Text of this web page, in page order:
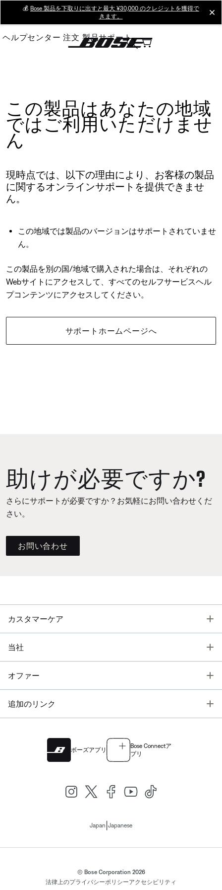
Main
💰 Bose 製品を下取りに出すと最大 ¥30,000 のクレジットを獲得で
きます。
ヘルプセンター 注文 製品サポート
この製品はあなたの地域
ではご利用いただけませ
ん
現時点では、以下の理由により、お客様の製品
に関するオンラインサポートを提供できませ
ん。
この地域では製品のバージョンはサポートされていませ
ん。
この製品を別の国/地域で購入された場合は、それぞれの
Webサイトにアクセスして、すべてのセルフサービスヘル
プコンテンツにアクセスしてください。
サポートホームページへ
助けが必要ですか?
さらにサポートが必要ですか？お気軽にお問い合わせくだ
さい。
お問い合わせ
カスタマーケア
当社
オファー
追加のリンク
ボーズアプリ
Bose Connectア
プリ
Japan Japanese
© Bose Corporation 2026
法律上のプライバシーポリシーアクセシビリティ